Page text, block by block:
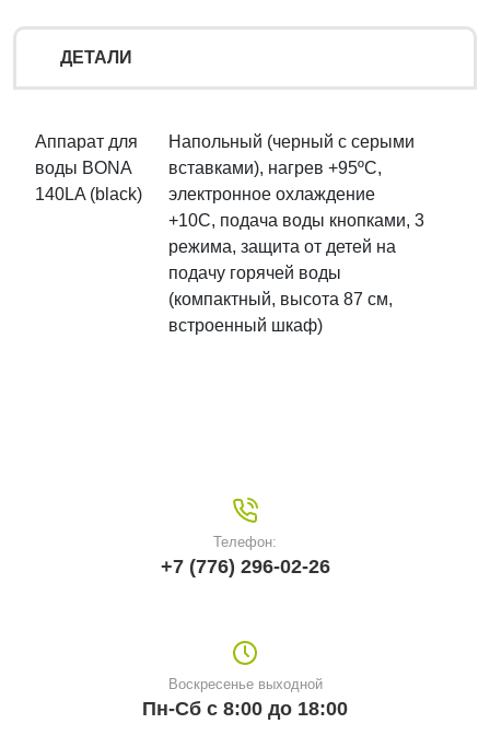
ДЕТАЛИ
Аппарат для
воды BONA
140LA (black)
Напольный (черный с серыми
вставками), нагрев +95ºС,
электронное охлаждение
+10С, подача воды кнопками, 3
режима, защита от детей на
подачу горячей воды
(компактный, высота 87 см,
встроенный шкаф)
Телефон:
+7 (776) 296-02-26
Воскресенье выходной
Пн-Сб с 8:00 до 18:00